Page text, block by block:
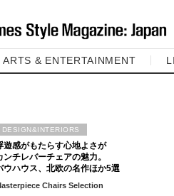
ARTS & ENTERTAINMENT
遊感がもたらす心地よさが
ンチレバーチェアの魅力。
ウハウス、北欧の名作ほか5選
Chairs Selection
DESIGN&INTERIORS